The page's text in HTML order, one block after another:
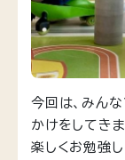
今回は、みん
かけをしてき
楽しくお勉強